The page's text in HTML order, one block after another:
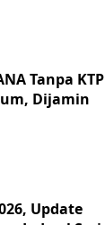
Tanpa KTP
Dijamin
Update